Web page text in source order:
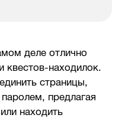
деле отлично
квестов-находилок.
страницы,
предлагая
находить